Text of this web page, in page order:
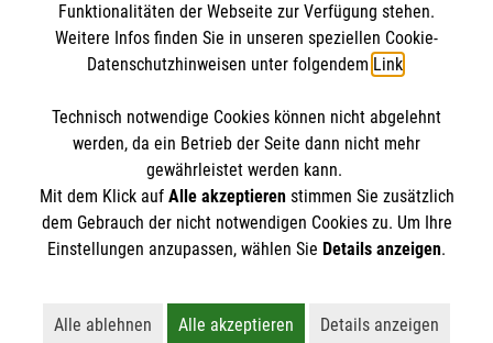
vor Ort kann ich da nichts mehr beibringen.
Für mich und die DQS ist das
Qualitätssicherungs-System der Malteser
eines der Besten."
Trotz steigendem Kostendruck legt der
Malteser Rettungsdienst größten Wert auf
Qualität, denn schließlich geht es hier um
Menschenleben. Siebert hob dazu besonders
Versorgungsstandards zum Wohl des
Bebelstraße 38
Telefon:04161 71850
Email:malteser.buxtehude@malteser.org
Soziale Netzwerke
Accordion 2
Der Malteser Hilfsdienst e.V. ist als eingetragene
Gewerbesteuer befreit.
Funktionalitäten der Webseite zur Verfügung stehen.
Weitere Infos finden Sie in unseren speziellen Cookie-
Datenschutzhinweisen unter folgendem Link.
Technisch notwendige Cookies können nicht abgelehnt
werden, da ein Betrieb der Seite dann nicht mehr
gewährleistet werden kann.
Mit dem Klick auf Alle akzeptierenstimmen Sie zusätzlich
dem Gebrauch der nicht notwendigen Cookies zu. Um Ihre
Einstellungen anzupassen, wählen Sie Details anzeigen.
Alle ablehnen
Alle akzeptieren
Details anzeigen